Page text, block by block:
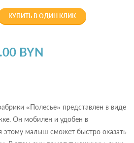
КУПИТЬ В ОДИН КЛИК
BYN
«Полесье» представлен в виде
Он мобилен и удобен в
этому малыш сможет быстро оказать